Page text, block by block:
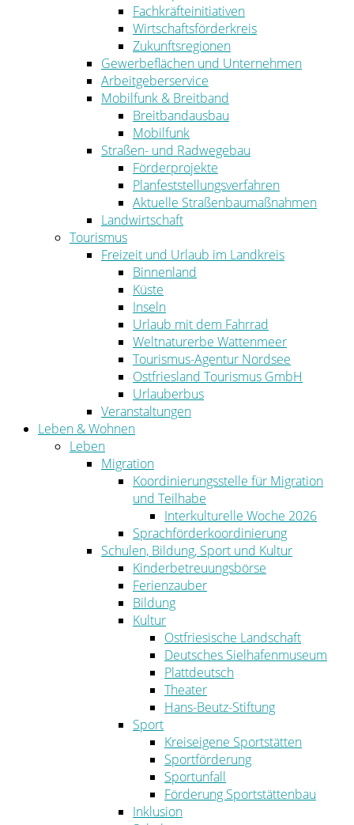
Fachkräfteinitiativen
Wirtschaftsförderkreis
Zukunftsregionen
Gewerbeflächen und Unternehmen
Arbeitgeberservice
Mobilfunk & Breitband
Breitbandausbau
Mobilfunk
Straßen- und Radwegebau
Förderprojekte
Planfeststellungsverfahren
Aktuelle Straßenbaumaßnahmen
Landwirtschaft
Tourismus
Freizeit und Urlaub im Landkreis
Binnenland
Küste
Inseln
Urlaub mit dem Fahrrad
Weltnaturerbe Wattenmeer
Tourismus-Agentur Nordsee
Ostfriesland Tourismus GmbH
Urlauberbus
Veranstaltungen
Leben & Wohnen
Leben
Migration
Koordinierungsstelle für Migration
und Teilhabe
Interkulturelle Woche 2026
Sprachförderkoordinierung
Schulen, Bildung, Sport und Kultur
Kinderbetreuungsbörse
Ferienzauber
Bildung
Kultur
Ostfriesische Landschaft
Deutsches Sielhafenmuseum
Plattdeutsch
Theater
Hans-Beutz-Stiftung
Sport
Kreiseigene Sportstätten
Sportförderung
Sportunfall
Förderung Sportstättenbau
Inklusion